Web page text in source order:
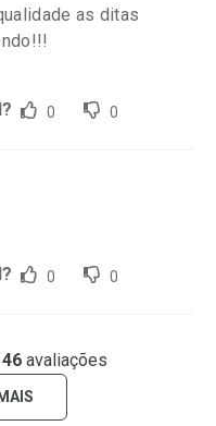
as ditas
0 0
0 0
46avaliações